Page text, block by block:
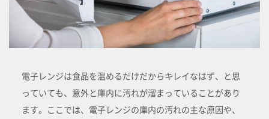
電子レンジは食品を温めるだけだからキレイなはず、と思
っていても、意外と庫内に汚れが溜まっていることがあり
ます。ここでは、電子レンジの庫内の汚れの主な原因や、